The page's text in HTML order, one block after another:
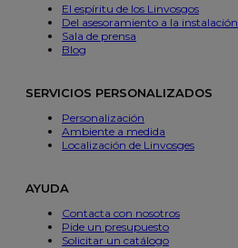
El espíritu de los Linvosgos
Del asesoramiento a la instalación
Sala de prensa
Blog
SERVICIOS PERSONALIZADOS
Personalización
Ambiente a medida
Localización de Linvosges
AYUDA
Contacta con nosotros
Pide un presupuesto
Solicitar un catálogo